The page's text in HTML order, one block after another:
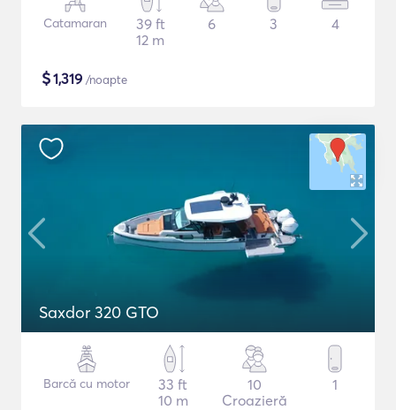
Catamaran
39 ft
12 m
6 3 4
$1,319 /noapte
Saxdor 320 GTO
Barcă cu motor
33 ft
10 m
10
Croazieră
1